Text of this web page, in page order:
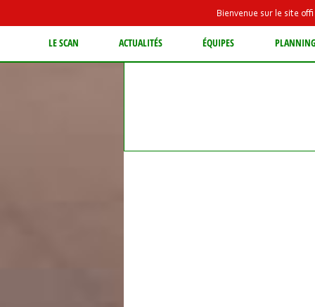
Bienvenue sur le site
LE SCAN ACTUALITÉS ÉQUIPES